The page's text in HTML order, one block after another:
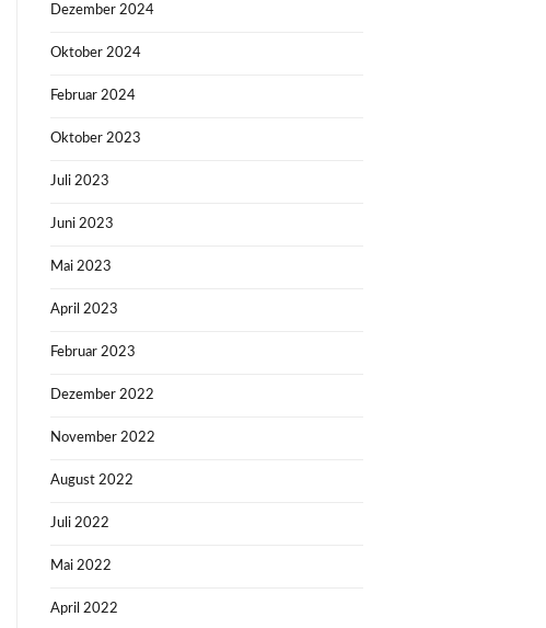
Dezember 2024
Oktober 2024
Februar 2024
Oktober 2023
Juli 2023
Juni 2023
Mai 2023
April 2023
Februar 2023
Dezember 2022
November 2022
August 2022
Juli 2022
Mai 2022
April 2022